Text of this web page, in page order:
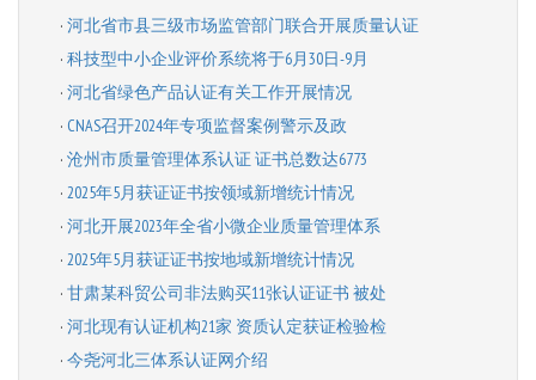
· 河北省市县三级市场监管部门联合开展质量认证
· 科技型中小企业评价系统将于6月30日-9月
· 河北省绿色产品认证有关工作开展情况
· CNAS召开2024年专项监督案例警示及政
· 沧州市质量管理体系认证 证书总数达6773
· 2025年5月获证证书按领域新增统计情况
· 河北开展2023年全省小微企业质量管理体系
· 2025年5月获证证书按地域新增统计情况
· 甘肃某科贸公司非法购买11张认证证书 被处
· 河北现有认证机构21家 资质认定获证检验检
· 今尧河北三体系认证网介绍